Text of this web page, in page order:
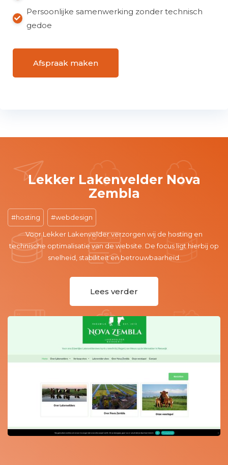
Persoonlijke samenwerking zonder technisch
gedoe
Afspraak maken
Madam is not good
WebRabbitz heeft de website van Madam is Not Good nieuw
leven ingeblazen! Nadat de site een tijd inactief was, hebben
deze hersteld met behulp van een oude backup. Vervolgens
hebben we alles geüpdatet naar de meest recente versie,